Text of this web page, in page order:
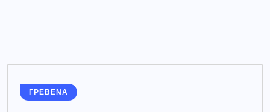
ΓΡΕΒΕΝΑ